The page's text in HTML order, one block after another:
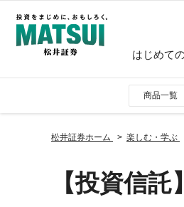
はじめて
商品一覧
松井証券ホーム 楽しむ・学ぶ
【投資信